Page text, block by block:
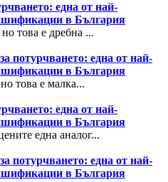
една от най-
в България
това е дребна ...
потурчването: една от най-
в България
това е малка...
една от най-
в България
една аналог...
потурчването: една от най-
в България